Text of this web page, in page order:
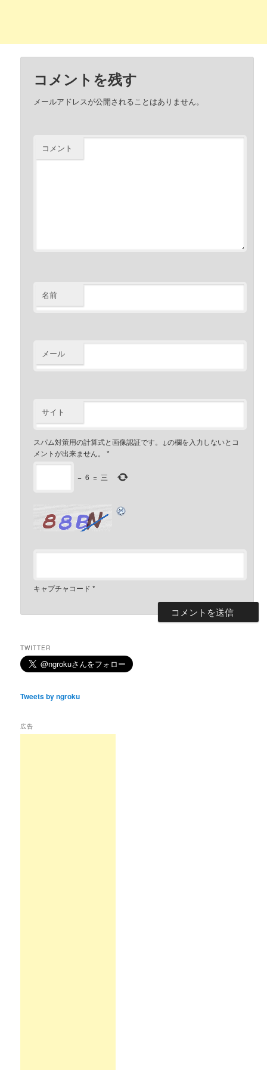
コメントを残す
メールアドレスが公開されることはありません。
コメント
名前
メール
サイト
スパム対策用の計算式と画像認証です。↓の欄を入力しないとコ
メントが出来ません。
*
− 6 = 三
キャプチャコード *
TWITTER
Tweets by ngroku
広告